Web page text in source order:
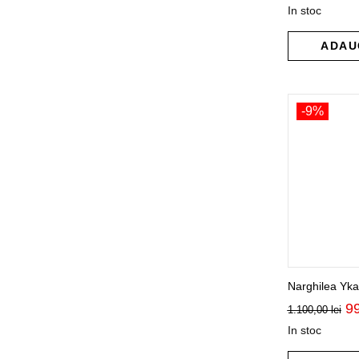
In stoc
-9%
Narghilea
1.100,00lei
In stoc